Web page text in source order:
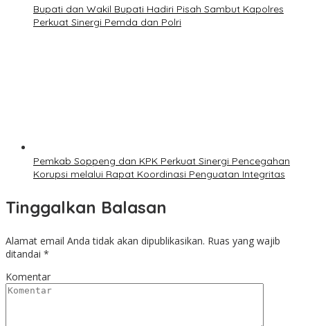
Bupati dan Wakil Bupati Hadiri Pisah Sambut Kapolres
Perkuat Sinergi Pemda dan Polri
Pemkab Soppeng dan KPK Perkuat Sinergi Pencegahan
Korupsi melalui Rapat Koordinasi Penguatan Integritas
Tinggalkan Balasan
Alamat email Anda tidak akan dipublikasikan. Ruas yang wajib
ditandai *
Komentar